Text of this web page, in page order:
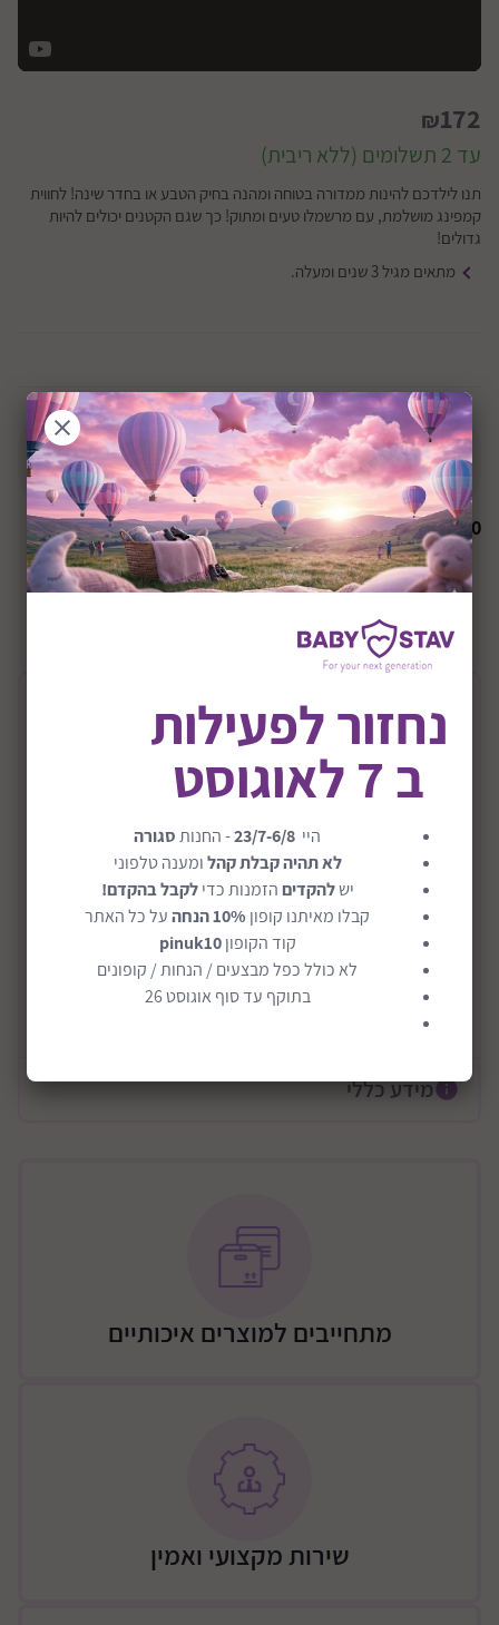
₪172
עד 2 תשלומים (ללא ריבית)
תנו לילדכם להינות ממדורה בטוחה ומהנה בחיק הטבע או בחדר שינה! לחווית
קמפינג מושלמת, עם מרשמלו טעים ומתוק! כך שגם הקטנים יכולים להיות
גדולים!
מתאים מגיל 3 שנים ומעלה.
חסר זמנית
הודיעו לי כשחוזר למלאי
₪0
ערכת בואו לחקור מדורה דגם Campfire
S'mores Play Set
תנו לילדכם להינות ממדורה בטוחה ומהנה בחיק הטבע או
בחדר שינה! לחווית קמפינג מושלמת, עם מרשמלו טעים
ומתוק! כך שגם הקטנים יכולים להיות גדולים!
מתאים לגילאי 3+ שנים.
הערכה כוללת 23 חלקים: להבות מתפצפצות, 4 בולי עץ,
מסור עץ, בור אש הפיך, 2 מקלות קליה, 2 מרשמלו
מגיע עם תיק איחסון רשת שימושי ולניקוי מהיר וקל!
תנו לילדכם עוד דרך ללמוד על הטבע, מחנאות וחוקי
הדימיון
קרא עוד
מידע כללי
מתחייבים למוצרים איכותיים
שירות מקצועי ואמין
נחזור לפעילות
ב 7 לאוגוסט
היי 23/7-6/8- החנותסגורה
לא תהיה קבלת קהלומענה טלפוני
ישלהקדיםהזמנות כדילקבל בהקדם!
קבלו מאיתנו קופון 10% הנחה
על כל האתר
קוד הקופוןpinuk10
לא כולל כפל מבצעים / הנחות / קופונים
בתוקף עד סוף אוגוסט 26